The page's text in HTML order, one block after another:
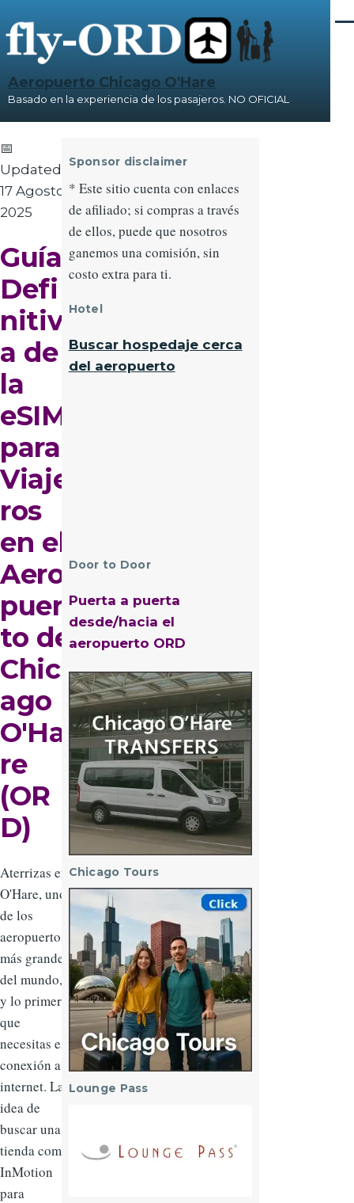
Aeropuerto Chicago O'Hare
Basado en la experiencia de los pasajeros. NO OFICIAL
📅
Updated:
17 Agosto
2025
Guía
Defi
nitiv
a de
la
eSIM
para
Viaje
ros
en el
Aero
puer
to de
Chic
ago
O'Ha
re
(OR
D)
Aterrizas en
O'Hare, uno
de los
aeropuertos
más grandes
del mundo,
y lo primero
que
necesitas es
conexión a
internet. La
idea de
buscar una
tienda como
InMotion
para
Sponsor disclaimer
* Este sitio cuenta con enlaces
de afiliado; si compras a través
de ellos, puede que nosotros
ganemos una comisión, sin
costo extra para ti.
Hotel
Buscar hospedaje cerca
del aeropuerto
Door to Door
Puerta a puerta
desde/hacia el
aeropuerto ORD
Imagen
Chicago Tours
Imagen
Lounge Pass